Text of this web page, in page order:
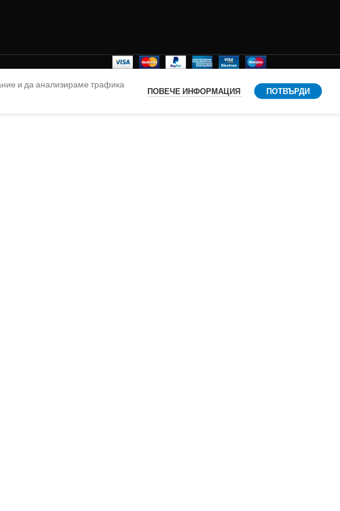
и да анализираме трафика
ПОВЕЧЕ ИНФОРМАЦИЯ ПОТВЪРДИ